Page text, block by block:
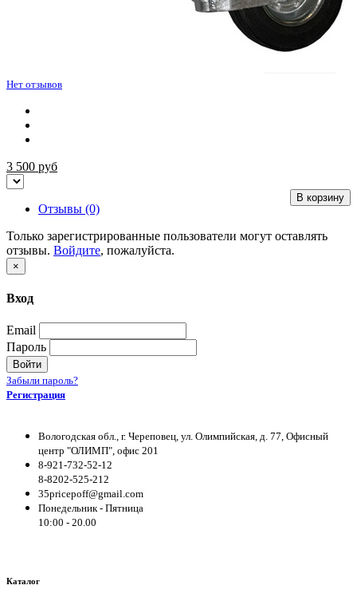
Нет отзывов
3 500 руб
В корзину
Отзывы (0)
Только зарегистрированные пользователи могут оставлять
отзывы. Войдите, пожалуйста.
×
Вход
Email
Пароль
Войти
Забыли пароль?
Регистрация
Вологодская обл., г. Череповец, ул. Олимпийская, д. 77, Офисный
центр "ОЛИМП", офис 201
8-921-732-52-12
8-8202-525-212
35pricepoff@gmail.com
Понедельник - Пятница
10:00 - 20.00
Каталог